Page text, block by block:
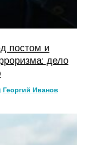
постом и
дело
Георгий Иванов